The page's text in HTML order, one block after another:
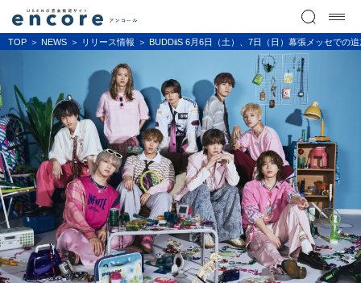
TOP NEWS リリース情報 BUDDiiS 6月6日（土）、7日（日）幕張メッセでの